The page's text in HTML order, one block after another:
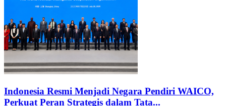
Indonesia Resmi Menjadi Negara Pendiri WAICO,
Perkuat Peran Strategis dalam Tata...